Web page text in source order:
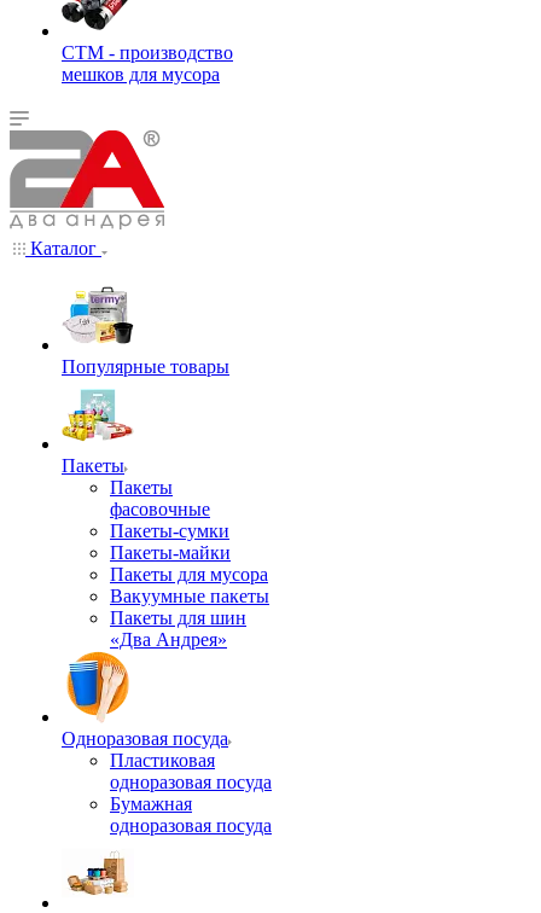
СТМ - производство
мешков для мусора
Каталог
Популярные товары
Пакеты
Пакеты
фасовочные
Пакеты-сумки
Пакеты-майки
Пакеты для мусора
Вакуумные пакеты
Пакеты для шин
«Два Андрея»
Одноразовая посуда
Пластиковая
одноразовая посуда
Бумажная
одноразовая посуда